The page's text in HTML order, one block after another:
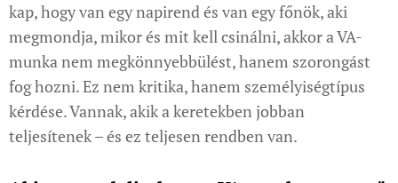
kap, hogy van egy napirend és van egy főnök, aki
megmondja, mikor és mit kell csinálni, akkor a VA-
munka nem megkönnyebbülést, hanem szorongást
fog hozni. Ez nem kritika, hanem személyiségtípus
kérdése. Vannak, akik a keretekben jobban
teljesítenek – és ez teljesen rendben van.